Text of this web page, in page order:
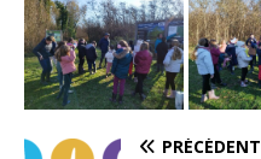
PRÉCÉDENT